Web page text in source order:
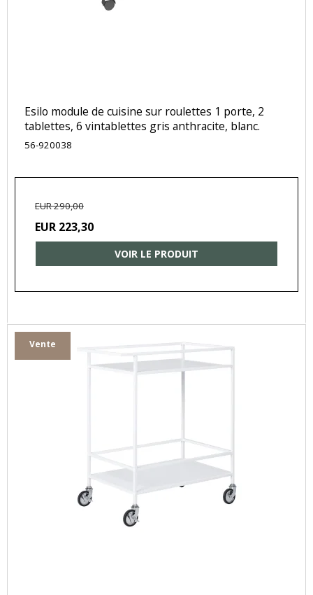
Esilo module de cuisine sur roulettes 1 porte, 2
tablettes, 6 vintablettes gris anthracite, blanc.
56-920038
EUR 290,00
EUR 223,30
VOIR LE PRODUIT
Vente